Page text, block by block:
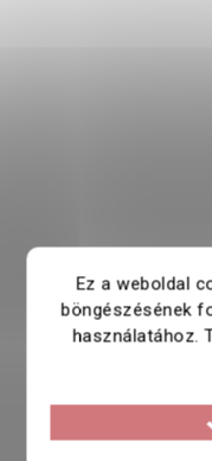
Ez a weboldal
böngészésének
használatához.